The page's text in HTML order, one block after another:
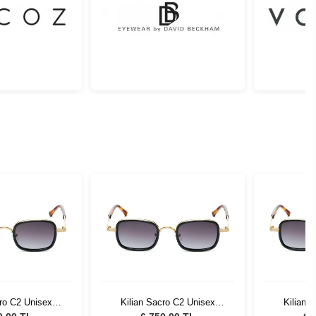
C2 Unisex
Kilian Sacro C2 Unisex
Kilian